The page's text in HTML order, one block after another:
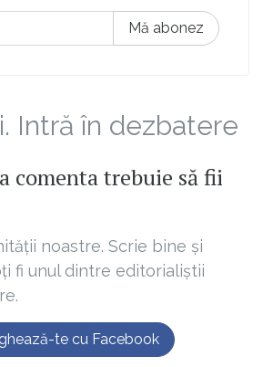
Mă abonez
Intră în dezbatere
comenta trebuie să fii
noastre. Scrie bine și
fi unul dintre editorialiștii
te cu Facebook